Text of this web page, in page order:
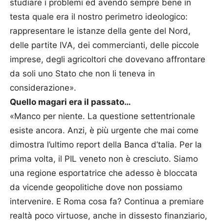
studiare i problemi ed avendo sempre bene in
testa quale era il nostro perimetro ideologico:
rappresentare le istanze della gente del Nord,
delle partite IVA, dei commercianti, delle piccole
imprese, degli agricoltori che dovevano affrontare
da soli uno Stato che non li teneva in
considerazione».
Quello magari era il passato…
«Manco per niente. La questione settentrionale
esiste ancora. Anzi, è più urgente che mai come
dimostra l’ultimo report della Banca d’talia. Per la
prima volta, il PIL veneto non è cresciuto. Siamo
una regione esportatrice che adesso è bloccata
da vicende geopolitiche dove non possiamo
intervenire. E Roma cosa fa? Continua a premiare
realtà poco virtuose, anche in dissesto finanziario,